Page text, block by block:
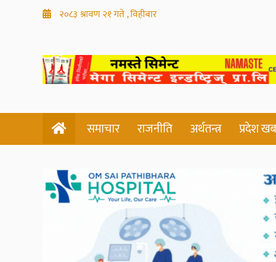
२०८३ श्रावण २१ गते , विहीबार
समाचार राजनीति अर्थतन्त्र प्रदेश